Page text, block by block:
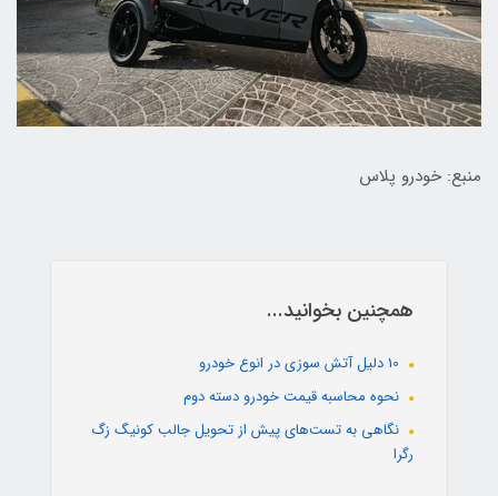
منبع: خودرو پلاس
همچنین بخوانید...
نحوه محاسبه قیمت خودرو دسته دوم
نگاهی به تست‌های پیش از تحویل جالب کونیگ زگ
رگرا